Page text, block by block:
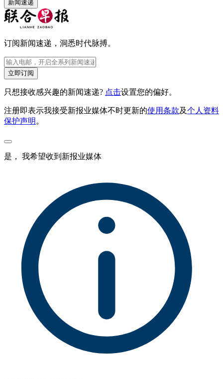
新闻速递
订阅新闻速递，洞悉时代脉搏。
立即订阅
只想接收感兴趣的新闻速递? 点击设置您的偏好。
注册即表示我接受新报业媒体不时更新的使用条款及个人资料
保护声明 。
是， 我希望收到新报业媒体